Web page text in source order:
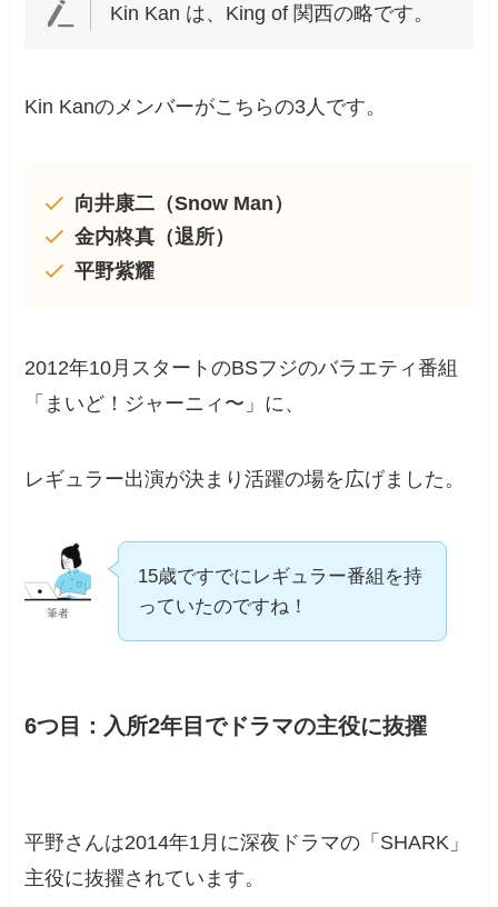
Kin Kan は、King of 関西の略です。
Kin Kanのメンバーがこちらの3人です。
向井康二（Snow Man）
金内柊真（退所）
平野紫耀
2012年10月スタートのBSフジのバラエティ番組
「まいど！ジャーニィ〜」に、
レギュラー出演が決まり活躍の場を広げました。
筆者
15歳ですでにレギュラー番組を持
っていたのですね！
6つ目：入所2年目でドラマの主役に抜擢
平野さんは2014年1月に深夜ドラマの「SHARK」
主役に抜擢されています。